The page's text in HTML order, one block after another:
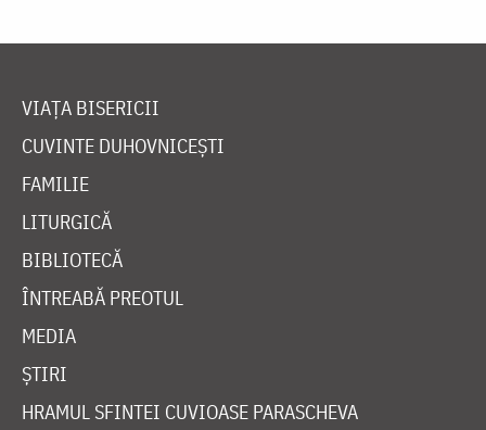
VIAȚA BISERICII
CUVINTE DUHOVNICEȘTI
FAMILIE
LITURGICĂ
BIBLIOTECĂ
ÎNTREABĂ PREOTUL
MEDIA
ȘTIRI
HRAMUL SFINTEI CUVIOASE PARASCHEVA